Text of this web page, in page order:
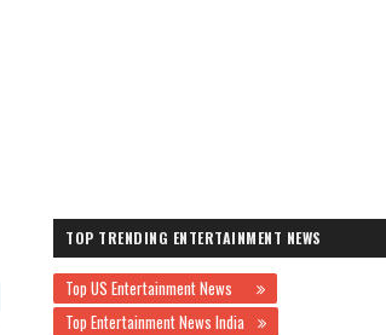
TOP TRENDING ENTERTAINMENT NEWS
Top US Entertainment News
Top Entertainment News India